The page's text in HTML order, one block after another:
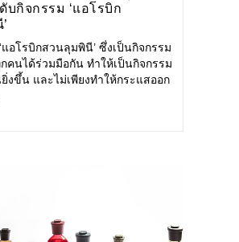
บกิจกรรม ‘แอโรบิก
แอโรบิกสวนลุมพินี’ ซึ่งเป็นกิจกรรม
คนได้ร่วมมือกัน ทำให้เป็นกิจกรรม
งขึ้น และไม่เพียงทำให้กระแสออก
งหลายพื้นที่ของประเทศที่อยากออก